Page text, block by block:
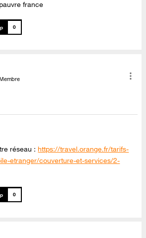
france
0
réseau :https://travel.orange.fr/tarifs-
etranger/couverture-et-services/2-
0